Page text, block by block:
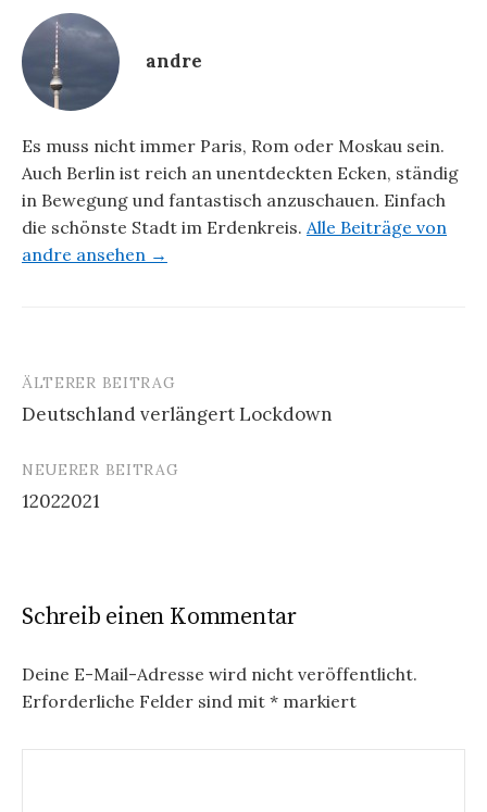
andre
Es muss nicht immer Paris, Rom oder Moskau sein.
Auch Berlin ist reich an unentdeckten Ecken, ständig
in Bewegung und fantastisch anzuschauen. Einfach
die schönste Stadt im Erdenkreis. Alle Beiträge von
andre ansehen →
Beitrags-
Navigation
ÄLTERER BEITRAG
Deutschland verlängert Lockdown
NEUERER BEITRAG
12022021
Schreib einen Kommentar
Deine E-Mail-Adresse wird nicht veröffentlicht.
Erforderliche Felder sind mit * markiert